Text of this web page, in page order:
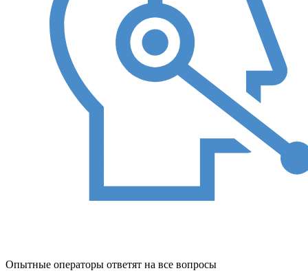
Опытные операторы ответят на все вопросы